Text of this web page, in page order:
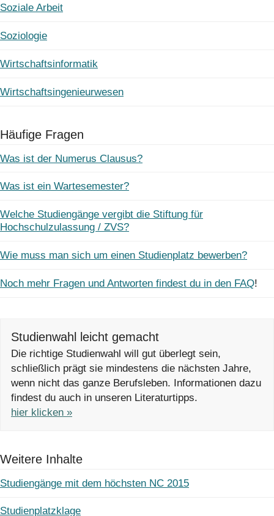
Soziale Arbeit
Soziologie
Wirtschaftsinformatik
Wirtschaftsingenieurwesen
Häufige Fragen
Was ist der Numerus Clausus?
Was ist ein Wartesemester?
Welche Studiengänge vergibt die Stiftung für
Hochschulzulassung / ZVS?
Wie muss man sich um einen Studienplatz bewerben?
Noch mehr Fragen und Antworten findest du in den FAQ!
Studienwahl leicht gemacht
Die richtige Studienwahl will gut überlegt sein,
schließlich prägt sie mindestens die nächsten Jahre,
wenn nicht das ganze Berufsleben. Informationen dazu
findest du auch in unseren Literaturtipps.
hier klicken »
Weitere Inhalte
Studiengänge mit dem höchsten NC 2015
Studienplatzklage